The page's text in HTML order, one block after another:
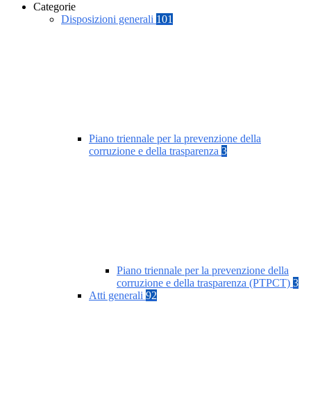
Categorie
Disposizioni generali 101
Piano triennale per la prevenzione della
corruzione e della trasparenza 3
Piano triennale per la prevenzione della
corruzione e della trasparenza (PTPCT) 3
Atti generali 92